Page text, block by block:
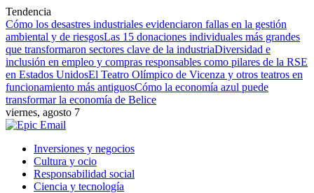
Tendencia
Cómo los desastres industriales evidenciaron fallas en la gestión
ambiental y de riesgosLas 15 donaciones individuales más grandes
que transformaron sectores clave de la industriaDiversidad e
inclusión en empleo y compras responsables como pilares de la RSE
en Estados UnidosEl Teatro Olímpico de Vicenza y otros teatros en
funcionamiento más antiguosCómo la economía azul puede
transformar la economía de Belice
viernes, agosto 7
Inversiones y negocios
Cultura y ocio
Responsabilidad social
Ciencia y tecnología